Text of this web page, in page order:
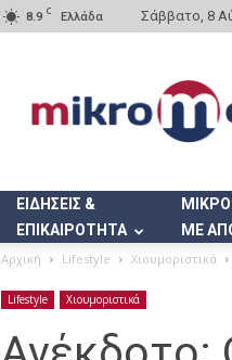
8.9 C Ελλάδα Σάββατο, 8
ΕΙΔΗΣΕΙΣ &
ΕΠΙΚΑΙΡΟΤΗΤΑ
ΜΕ
Αρχική Lifestyle Χιουμοριστικά
Lifestyle Χιουμοριστικά